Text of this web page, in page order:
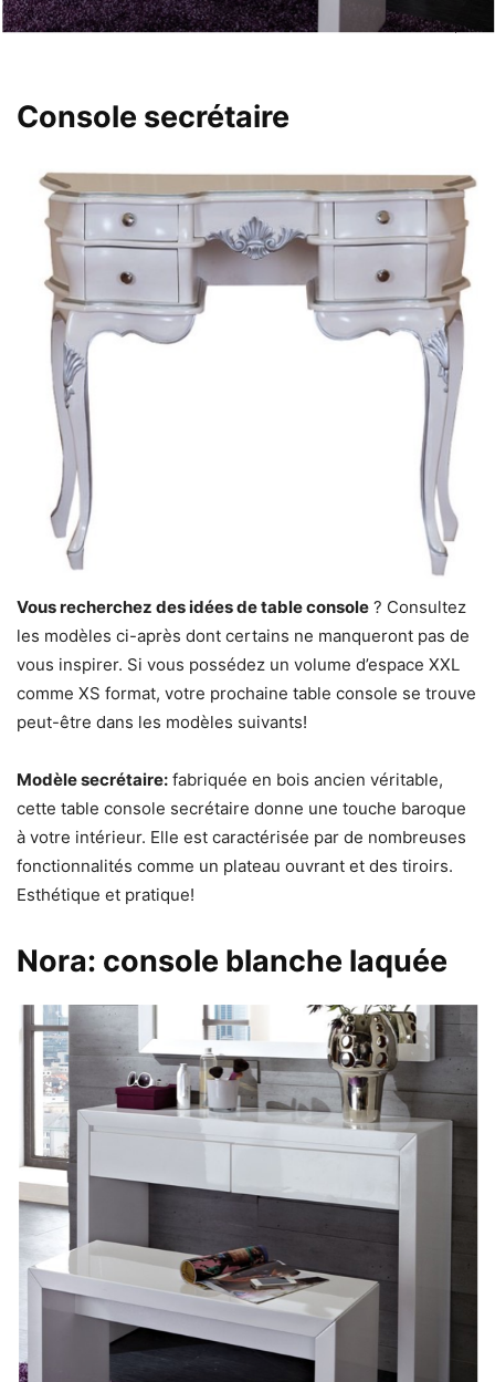
Console secrétaire
Vous recherchez des idées de table console ? Consultez
les modèles ci-après dont certains ne manqueront pas de
vous inspirer. Si vous possédez un volume d’espace XXL
comme XS format, votre prochaine table console se trouve
peut-être dans les modèles suivants!
Modèle secrétaire: fabriquée en bois ancien véritable,
cette table console secrétaire donne une touche baroque
à votre intérieur. Elle est caractérisée par de nombreuses
fonctionnalités comme un plateau ouvrant et des tiroirs.
Esthétique et pratique!
Nora: console blanche laquée